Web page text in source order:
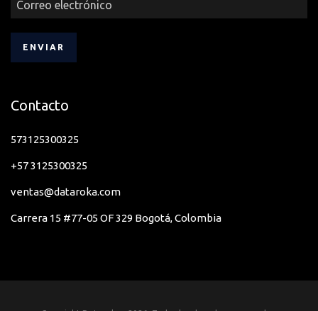
Contacto
573125300325
+57 3125300325
ventas@dataroka.com
Carrera 15 #77-05 OF 329 Bogotá, Colombia